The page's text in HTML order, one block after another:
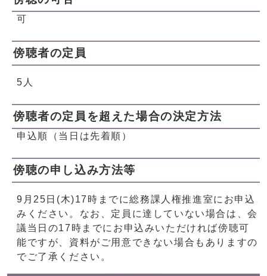
可
傍聴者の定員
5人
傍聴者の定員を超えた場合の決定方法
申込順（当日は先着順）
傍聴の申し込み方法等
9月25日(木)17時までに総務課人権推進室にお申込
みください。なお、定員に達していない場合は、会
議当日の17時までにお申込みいただければ傍聴可
能ですが、資料がご用意できない場合もありますの
でご了承ください。